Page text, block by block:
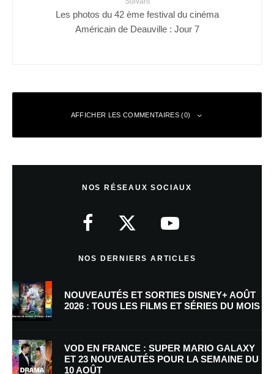
Les photos du 42 ème festival du cinéma
Américain de Deauville : Jour 7
AFFICHER LES COMMENTAIRES (0)
NOS RÉSEAUX SOCIAUX
NOS DERNIERS ARTICLES
NOUVEAUTÉS ET SORTIES DISNEY+ AOÛT
2026 : TOUS LES FILMS ET SÉRIES DU MOIS
VOD EN FRANCE : SUPER MARIO GALAXY
ET 23 NOUVEAUTÉS POUR LA SEMAINE DU
10 AOÛT